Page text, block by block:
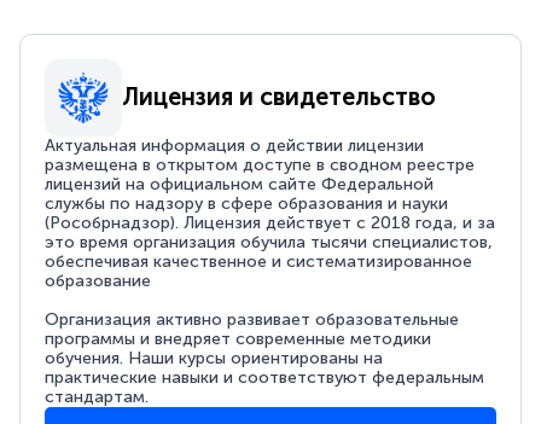
Лицензия и свидетельство
Актуальная информация о действии лицензии
размещена в открытом доступе в сводном реестре
лицензий на официальном сайте Федеральной
службы по надзору в сфере образования и науки
(Рособрнадзор). Лицензия действует с 2018 года, и за
это время организация обучила тысячи специалистов,
обеспечивая качественное и систематизированное
образование
Организация активно развивает образовательные
программы и внедряет современные методики
обучения. Наши курсы ориентированы на
практические навыки и соответствуют федеральным
стандартам.